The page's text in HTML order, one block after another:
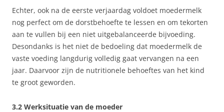
Echter, ook na de eerste verjaardag voldoet moedermelk
nog perfect om de dorstbehoefte te lessen en om tekorten
aan te vullen bij een niet uitgebalanceerde bijvoeding.
Desondanks is het niet de bedoeling dat moedermelk de
vaste voeding langdurig volledig gaat vervangen na een
jaar. Daarvoor zijn de nutritionele behoeftes van het kind
te groot geworden.
3.2 Werksituatie van de moeder